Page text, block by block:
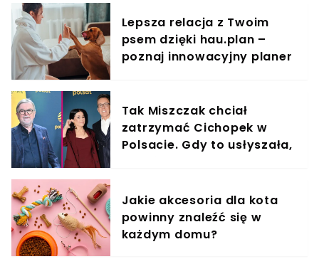
Lepsza relacja z Twoim
psem dzięki hau.plan –
poznaj innowacyjny planer
Tak Miszczak chciał
zatrzymać Cichopek w
Polsacie. Gdy to usłyszała,
Jakie akcesoria dla kota
powinny znaleźć się w
każdym domu?